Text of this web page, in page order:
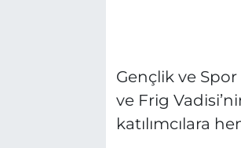
Gençlik ve
ve Frig
katılımcılara